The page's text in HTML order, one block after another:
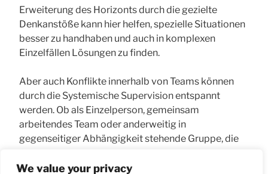
We value your privacy
Erweiterung des Horizonts durch die gezielte
Denkanstöße kann hier helfen, spezielle Situationen
besser zu handhaben und auch in komplexen
Einzelfällen Lösungen zu finden.
Aber auch Konflikte innerhalb von Teams können
durch die Systemische Supervision entspannt
werden. Ob als Einzelperson, gemeinsam
arbeitendes Team oder anderweitig in
gegenseitiger Abhängigkeit stehende Gruppe, die
– in allen nicht-privaten Kontexten zu einer